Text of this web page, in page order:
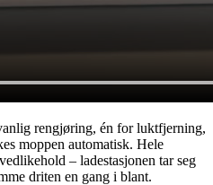
rengjøring, én for luktfjerning,
moppen automatisk. Hele
– ladestasjonen tar seg
driten en gang i blant.